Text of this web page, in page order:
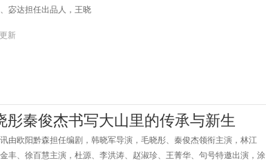
宓达担任出品人，王晓
新
彤秦俊杰书写大山里的传承与新生
欧阳黔森担任编剧，韩晓军导演，毛晓彤、秦俊杰领衔主演，林江
丰、徐百慧主演，杜源、李洪涛、赵淑珍、王菁华、句号特邀出演，涂